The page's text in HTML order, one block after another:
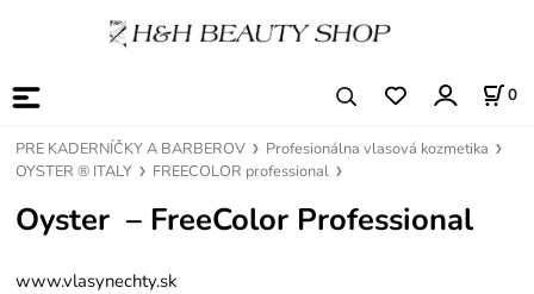
0
PRE KADERNÍČKY A BARBEROV
Profesionálna vlasová kozmetika
OYSTER ® ITALY
FREECOLOR professional
Oyster – FreeColor Professional
www.vlasynechty.sk